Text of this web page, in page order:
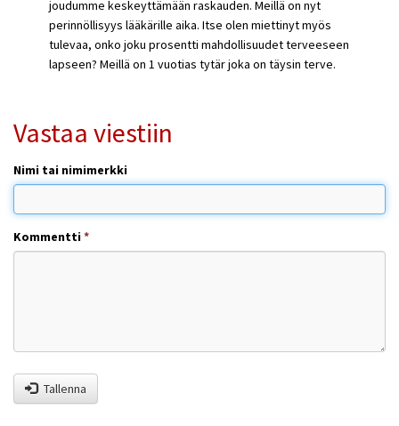
joudumme keskeyttämään raskauden. Meillä on nyt
perinnöllisyys lääkärille aika. Itse olen miettinyt myös
tulevaa, onko joku prosentti mahdollisuudet terveeseen
lapseen? Meillä on 1 vuotias tytär joka on täysin terve.
Vastaa viestiin
Nimi tai nimimerkki
Kommentti*
Tallenna